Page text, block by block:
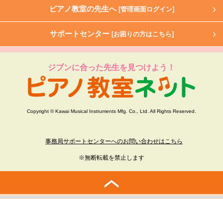
ピアノ教室の先生へ [管理画面ログイン]
サポートセンター [お困りの方はこちら]
ジブンに合った先生を見つけよう！
Copyright © Kawai Musical Instruments Mfg. Co., Ltd. All Rights Reserved.
事務局サポートセンターへのお問い合わせはこちら
※無断転載を禁止します